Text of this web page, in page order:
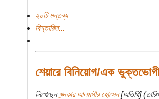
২০টি মন্তব্য
বিস্তারিত...
শেয়ারে বিনিয়োগ/এক
লিখেছেনখন্দকার আলমগীর হোসেন[অতিথি]